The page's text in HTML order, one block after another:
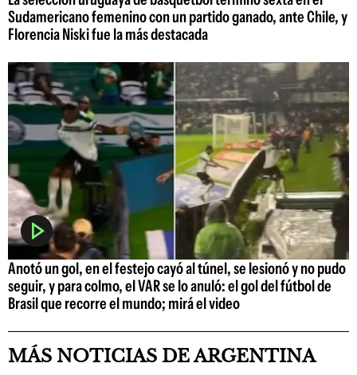
Sudamericano femenino con un partido ganado, ante Chile, y
Florencia Niski fue la más destacada
Anotó un gol, en el festejo cayó al túnel, se lesionó y no pudo
seguir, y para colmo, el VAR se lo anuló: el gol del fútbol de
Brasil que recorre el mundo; mirá el video
MÁS NOTICIAS DE ARGENTINA